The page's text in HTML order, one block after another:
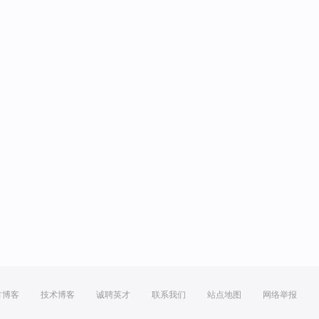
博客 技术博客 诚聘英才 联系我们 站点地图 网络举报